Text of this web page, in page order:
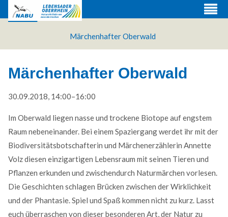
Märchenhafter Oberwald
Märchenhafter Oberwald
30.09.2018, 14:00–16:00
Im Oberwald liegen nasse und trockene Biotope auf engstem
Raum nebeneinander. Bei einem Spaziergang werdet ihr mit der
Biodiversitätsbotschafterin und Märchenerzählerin Annette
Volz diesen einzigartigen Lebensraum mit seinen Tieren und
Pflanzen erkunden und zwischendurch Naturmärchen vorlesen.
Die Geschichten schlagen Brücken zwischen der Wirklichkeit
und der Phantasie. Spiel und Spaß kommen nicht zu kurz. Lasst
euch überraschen von dieser besonderen Art, der Natur zu
Web Projects
Lorem ipsum dolor sit amet, consectetuer adipiscing